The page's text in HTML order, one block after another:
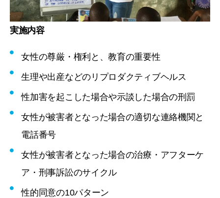
実施内容
女性の尊厳・権利と、教育の重要性
生理や出産などのリプロダクティブヘルス
性加害を起こした場合や示談した場合の刑罰
女性が被害者となった場合の適切な連絡機関と
電話番号
女性が被害者となった場合の治療・アフターケ
ア・刑事訴訟のサイクル
性的同意の10パターン